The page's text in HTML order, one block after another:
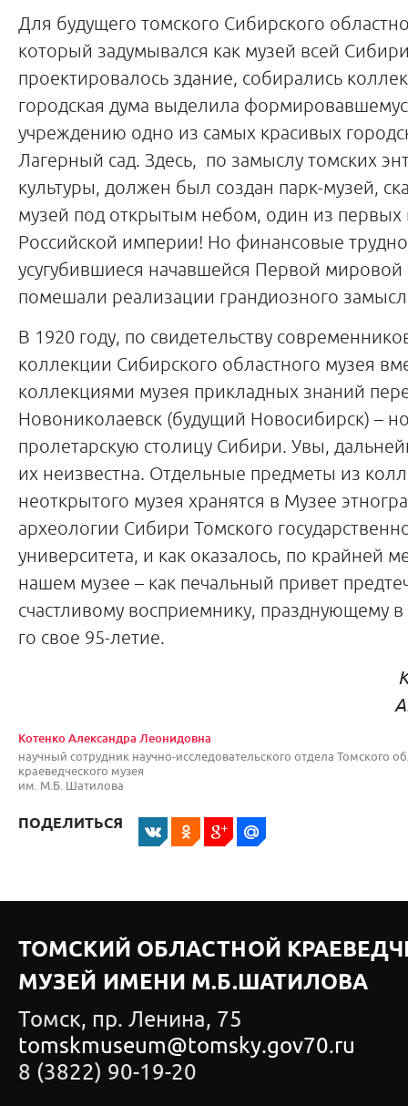
Для будущего томского Сибирского
который задумывался как музей всей
проектировалось здание, собирались
городская дума выделила
учреждению одно из самых красивых
Лагерный сад. Здесь, по замыслу томских
культуры, должен был создан парк-музей,
музей под открытым небом, один из первых
Российской империи! Но финансовые
усугубившиеся начавшейся Первой
помешали реализации грандиозного
В 1920 году, по свидетельству
коллекции Сибирского областного музея
коллекциями музея прикладных знаний
Новониколаевск (будущий Новосибирск) –
пролетарскую столицу Сибири. Увы,
их неизвестна. Отдельные предметы из
неоткрытого музея хранятся в Музее
археологии Сибири Томского
университета, и как оказалось, по крайней
нашем музее – как печальный привет
счастливому восприемнику, празднующему
го свое 95-летие.
Котенко Александра Леонидовна
научный сотрудник научно-исследовательского отдела Томского
краеведческого музея
им. М.Б. Шатилова
ПОДЕЛИТЬСЯ
ТОМСКИЙ ОБЛАСТНОЙ
МУЗЕЙ ИМЕНИ М.Б.ШАТИЛОВА
Томск, пр. Ленина, 75
tomskmuseum@tomsky.gov70.ru
8 (3822) 90-19-20